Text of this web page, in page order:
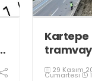
Kartepe
kepçe
29 Kasım
Cumartesi